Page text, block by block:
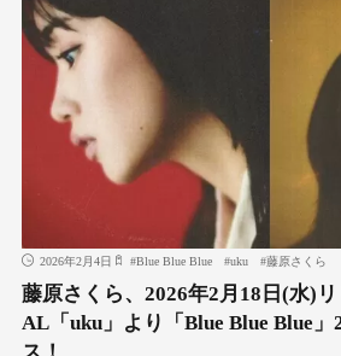
2026年2月4日 #Blue Blue Blue #uku #藤原さくら
藤原さくら、2026年2月18日(水)
AL「uku」より「Blue Blue Blue